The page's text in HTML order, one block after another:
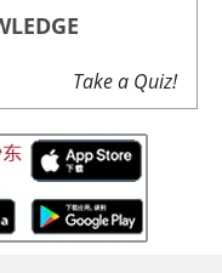
Take a Quiz!